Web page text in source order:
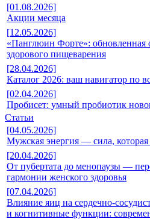
[01.08.2026]
Акции месяца
[12.05.2026]
«Панглюин Форте»: обновленная
здорового пищеварения
[28.04.2026]
Каталог 2026: ваш навигатор по
[02.04.2026]
Пробисет: умный пробиотик
Статьи
[04.05.2026]
Мужская энергия — сила, которая
[20.04.2026]
От пубертата до менопаузы —
гармонии женского здоровья
[07.04.2026]
Влияние яиц на сердечно-
и когнитивные функции: